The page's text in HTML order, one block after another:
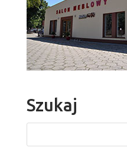
Szukaj